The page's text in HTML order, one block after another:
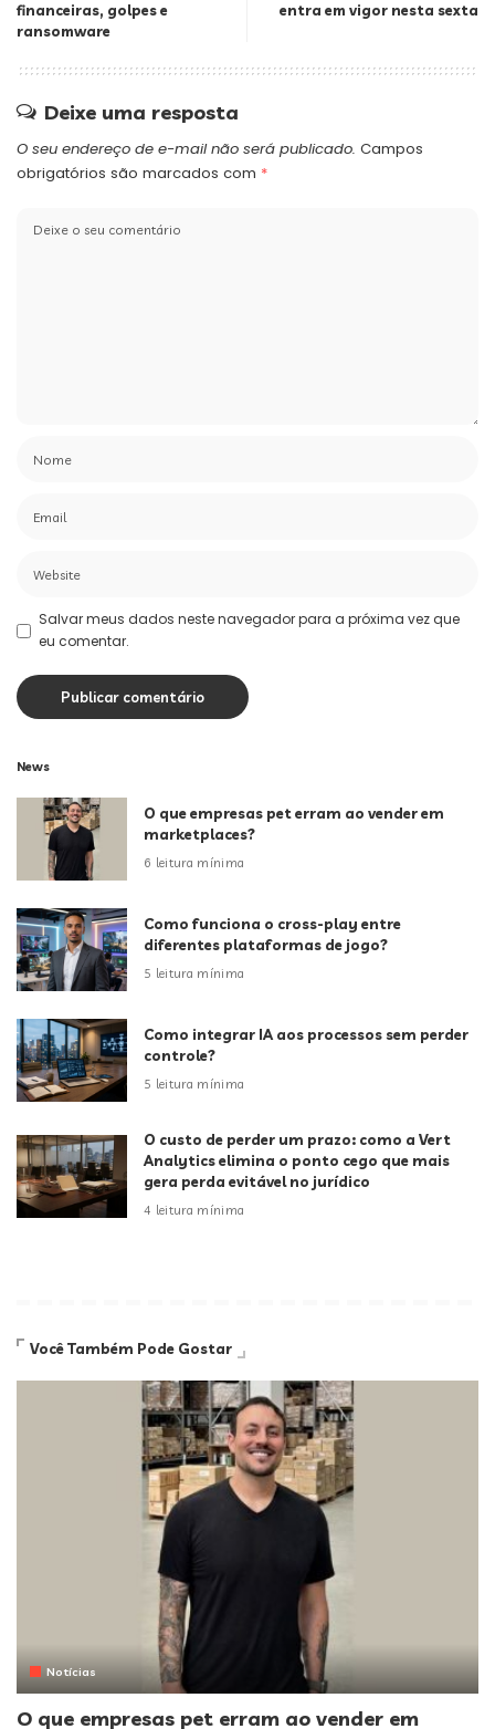
financeiras, golpes e
ransomware
entra em vigor nesta sexta
Deixe uma resposta
O seu endereço de e-mail não será publicado. Campos
obrigatórios são marcados com *
Salvar meus dados neste navegador para a próxima vez que
eu comentar.
News
O que empresas pet erram ao vender em
marketplaces?
6 leitura mínima
Como funciona o cross-play entre
diferentes plataformas de jogo?
5 leitura mínima
Como integrar IA aos processos sem perder
controle?
5 leitura mínima
O custo de perder um prazo: como a Vert
Analytics elimina o ponto cego que mais
gera perda evitável no jurídico
4 leitura mínima
Você Também Pode Gostar
Notícias
O que empresas pet erram ao vender em